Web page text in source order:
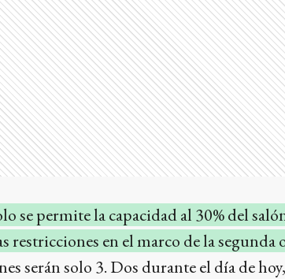
se permite la capacidad al 30% del
restricciones en el marco de la segunda
serán solo 3. Dos durante el día de